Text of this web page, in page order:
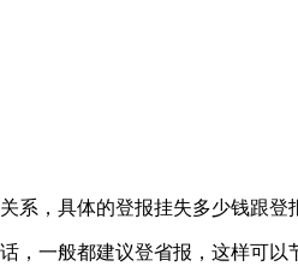
系，具体的登报挂失多少钱跟登
，一般都建议登省报，这样可以